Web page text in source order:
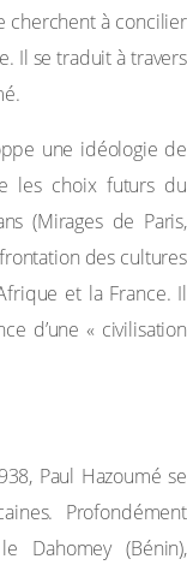
cherchent à concilier
Il se traduit à travers
une idéologie de
les choix futurs du
(Mirages de Paris,
des cultures
et la France. Il
d’une « civilisation
Paul Hazoumé se
Profondément
Dahomey (Bénin),